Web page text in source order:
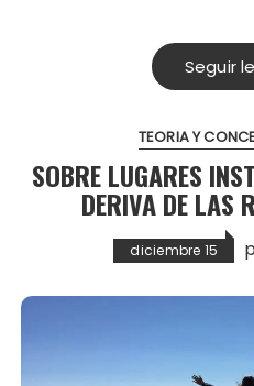
Seguir
TEORIA Y
SOBRE LUGARES
DERIVA DE LAS
diciembre 15